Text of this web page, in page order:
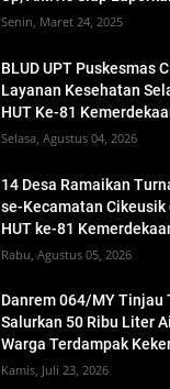
Senin, Maret 24, 2025
BLUD UPT Puskesmas
Layanan Kesehatan
HUT Ke-81
Selasa, Agustus 04, 2026
14 Desa Ramaikan
se-Kecamatan
HUT ke-81
Rabu, Agustus 05, 2026
Danrem 064/MY Tinjau
Salurkan 50 Ribu Liter
Warga Terdampak
Kamis, Juli 23, 2026